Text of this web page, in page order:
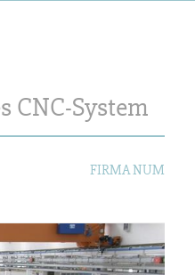
CNC-System
FIRMA NUM